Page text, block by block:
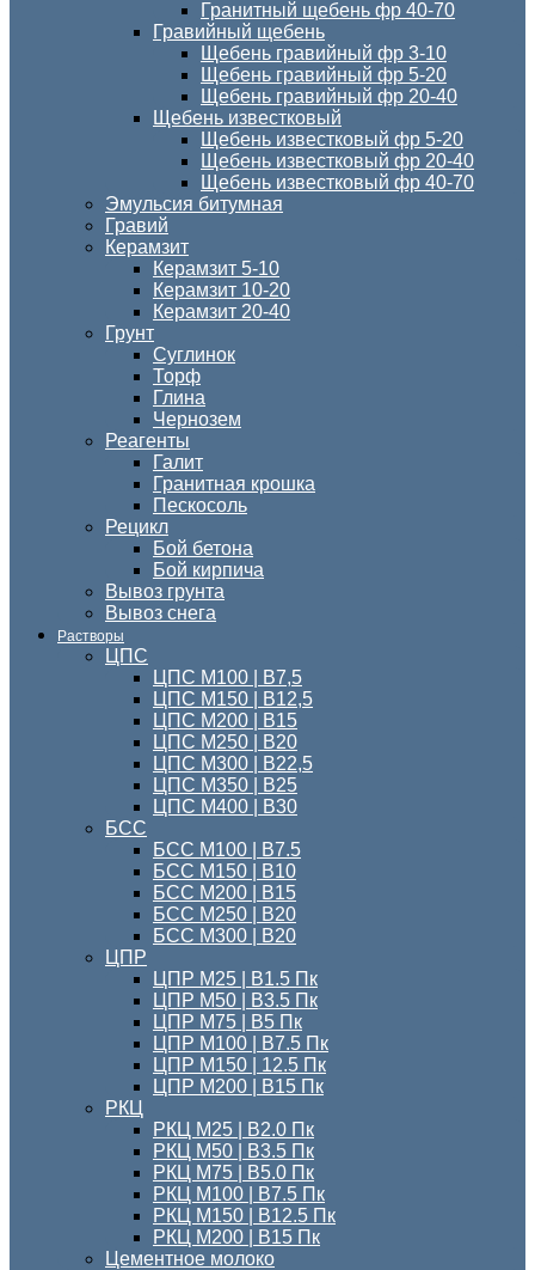
Гранитный щебень фр 40-70
Гравийный щебень
Щебень гравийный фр 3-10
Щебень гравийный фр 5-20
Щебень гравийный фр 20-40
Щебень известковый
Щебень известковый фр 5-20
Щебень известковый фр 20-40
Щебень известковый фр 40-70
Эмульсия битумная
Гравий
Керамзит
Керамзит 5-10
Керамзит 10-20
Керамзит 20-40
Грунт
Суглинок
Торф
Глина
Чернозем
Реагенты
Галит
Гранитная крошка
Пескосоль
Рецикл
Бой бетона
Бой кирпича
Вывоз грунта
Вывоз снега
Растворы
ЦПС
ЦПС М100 | B7,5
ЦПС М150 | В12,5
ЦПС М200 | В15
ЦПС М250 | В20
ЦПС М300 | B22,5
ЦПС М350 | В25
ЦПС M400 | B30
БСС
БСС М100 | B7.5
БСС М150 | В10
БСС М200 | В15
БСС М250 | В20
БСС М300 | В20
ЦПР
ЦПР М25 | B1.5 Пк
ЦПР М50 | B3.5 Пк
ЦПР М75 | B5 Пк
ЦПР М100 | B7.5 Пк
ЦПР М150 | 12.5 Пк
ЦПР М200 | B15 Пк
РКЦ
РКЦ М25 | B2.0 Пк
РКЦ М50 | B3.5 Пк
РКЦ М75 | B5.0 Пк
РКЦ М100 | B7.5 Пк
РКЦ М150 | B12.5 Пк
РКЦ М200 | B15 Пк
Цементное молоко